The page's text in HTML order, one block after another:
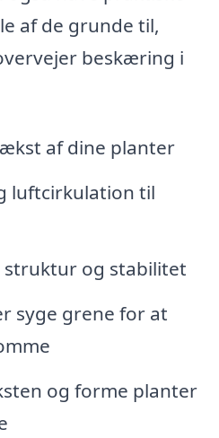
af de grunde til,
beskæring i
af dine planter
luftcirkulation til
struktur og stabilitet
syge grene for at
og forme planter